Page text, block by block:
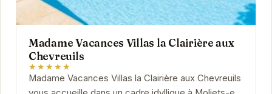
Madame Vacances Villas la Clairière aux
Chevreuils
★★★★★
Madame Vacances Villas la Clairière aux Chevreuils